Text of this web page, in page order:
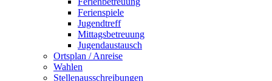
Ferienspiele
Jugendtreff
Mittagsbetreuung
Jugendaustausch
Ortsplan / Anreise
Wahlen
Stellenausschreibungen